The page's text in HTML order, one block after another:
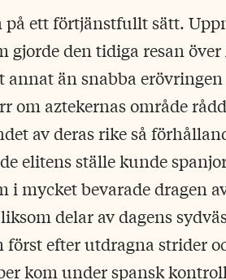
på ett förtjänstfullt sätt.
gjorde den tidiga resan
annat än snabba
om aztekernas område
av deras rike så
elitens ställe kunde
i mycket bevarade dragen
delar av dagens
först efter utdragna strider
kom under spansk